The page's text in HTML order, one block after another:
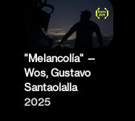
"Melancolía" —
Wos, Gustavo
Santaolalla
2025